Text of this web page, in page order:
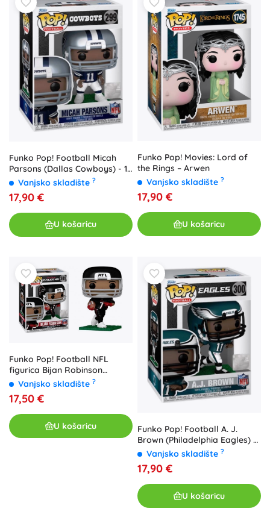
Funko Pop! Football Micah
Parsons (Dallas Cowboys) - 1
komad
Vanjsko skladište ?
17,90 €
U košaricu
Funko Pop! Movies: Lord of
the Rings – Arwen
Vanjsko skladište ?
17,90 €
U košaricu
Funko Pop! Football NFL
figurica Bijan Robinson
(Atlanta Falcons) - 1 komad
Vanjsko skladište ?
17,50 €
U košaricu
Funko Pop! Football A. J.
Brown (Philadelphia Eagles) -
1 komad
Vanjsko skladište ?
17,90 €
U košaricu